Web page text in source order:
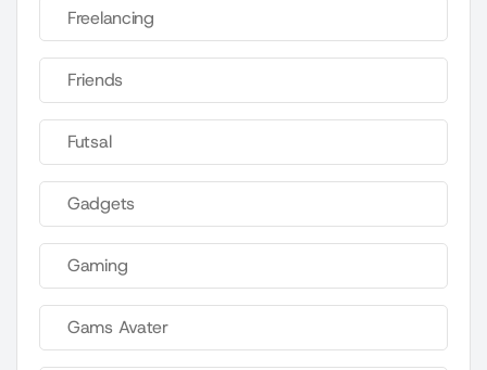
Freelancing
Friends
Futsal
Gadgets
Gaming
Gams Avater